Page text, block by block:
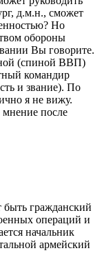
д.м.н., сможет
Но
обороны
Вы говорите.
(спиной ВВП)
командир
и звание). По
я не вижу.
после
гражданский
операций и
начальник
армейский